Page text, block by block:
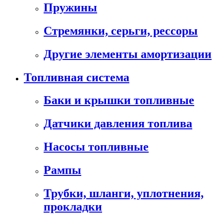
Пружины
Стремянки, серьги, рессоры
Другие элементы амортизации
Топливная система
Баки и крышки топливные
Датчики давления топлива
Насосы топливные
Рампы
Трубки, шланги, уплотнения,
прокладки